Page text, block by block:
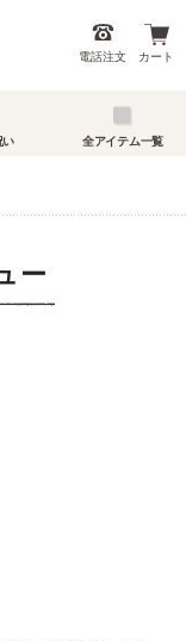
電話注文 カート
い 全アイテム一覧
ー